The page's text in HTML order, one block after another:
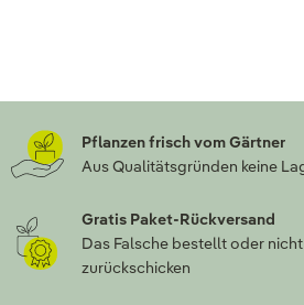
Pflanzen frisch vom Gärtner
Aus Qualitätsgründen keine
Gratis Paket-Rückversand
Das Falsche bestellt oder
zurückschicken